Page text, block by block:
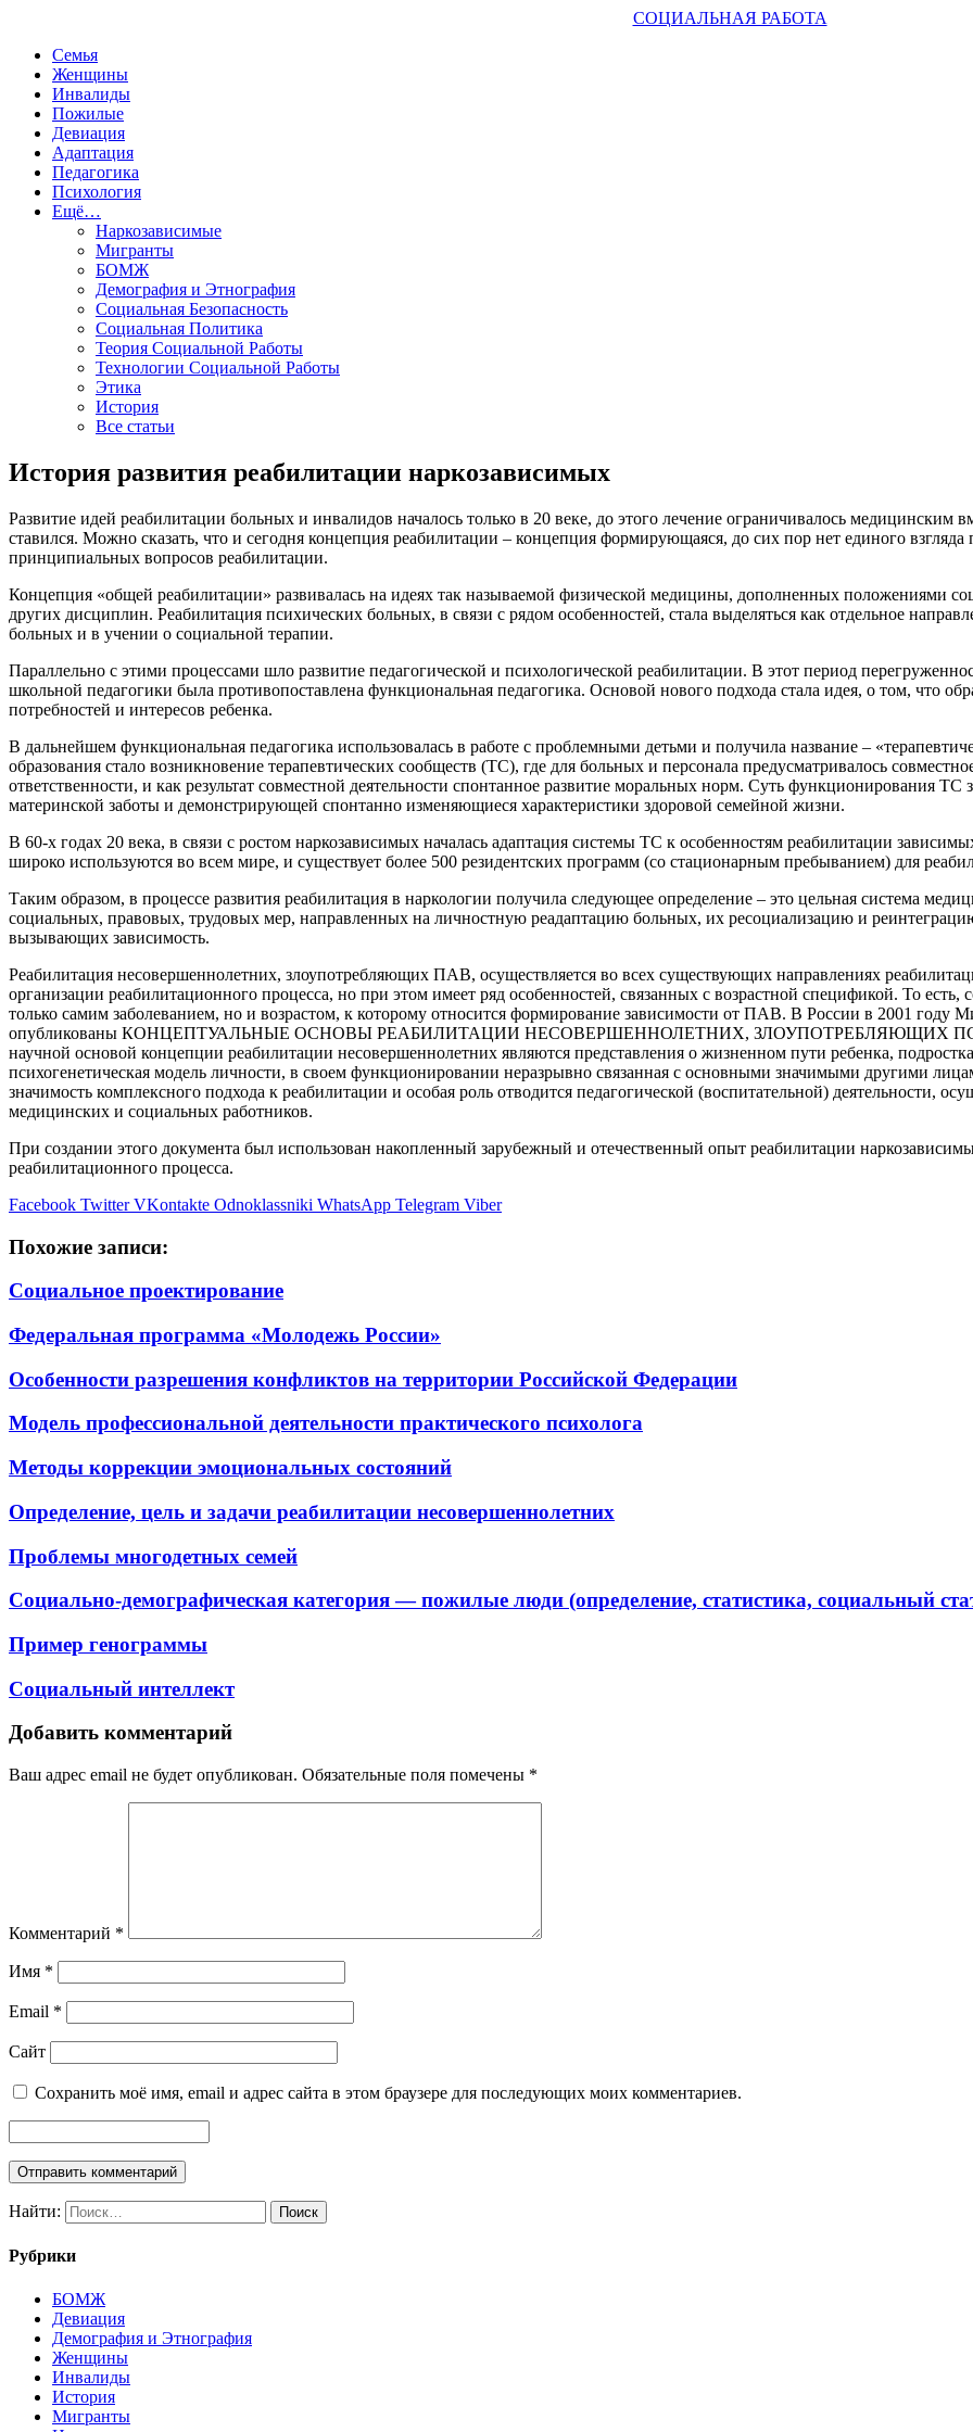
СОЦИАЛЬНАЯ РАБОТА
Семья
Женщины
Инвалиды
Пожилые
Девиация
Адаптация
Педагогика
Психология
Ещё…
Наркозависимые
Мигранты
БОМЖ
Демография и Этнография
Социальная Безопасность
Социальная Политика
Теория Социальной Работы
Технологии Социальной Работы
Этика
История
Все статьи
История развития реабилитации наркозависимых
Развитие идей реабилитации больных и инвалидов началось только в 20 веке, до этого лечение ограничивалось медицинским
ставился. Можно сказать, что и сегодня концепция реабилитации – концепция формирующаяся, до сих пор нет единого
принципиальных вопросов реабилитации.
Концепция «общей реабилитации» развивалась на идеях так называемой физической медицины, дополненных положениями
других дисциплин. Реабилитация психических больных, в связи с рядом особенностей, стала выделяться как отдельное
больных и в учении о социальной терапии.
Параллельно с этими процессами шло развитие педагогической и психологической реабилитации. В этот период
школьной педагогики была противопоставлена функциональная педагогика. Основой нового подхода стала идея, о том, что
потребностей и интересов ребенка.
В дальнейшем функциональная педагогика использовалась в работе с проблемными детьми и получила название –
образования стало возникновение терапевтических сообществ (ТС), где для больных и персонала предусматривалось
ответственности, и как результат совместной деятельности спонтанное развитие моральных норм. Суть функционирования
материнской заботы и демонстрирующей спонтанно изменяющиеся характеристики здоровой семейной жизни.
В 60-х годах 20 века, в связи с ростом наркозависимых началась адаптация системы ТС к особенностям реабилитации
широко используются во всем мире, и существует более 500 резидентских программ (со стационарным пребыванием) для
Таким образом, в процессе развития реабилитация в наркологии получила следующее определение – это цельная система
социальных, правовых, трудовых мер, направленных на личностную реадаптацию больных, их ресоциализацию и
вызывающих зависимость.
Реабилитация несовершеннолетних, злоупотребляющих ПАВ, осуществляется во всех существующих направлениях
организации реабилитационного процесса, но при этом имеет ряд особенностей, связанных с возрастной спецификой. То
только самим заболеванием, но и возрастом, к которому относится формирование зависимости от ПАВ. В России в 2001 году
опубликованы КОНЦЕПТУАЛЬНЫЕ ОСНОВЫ РЕАБИЛИТАЦИИ НЕСОВЕРШЕННОЛЕТНИХ, ЗЛОУПОТРЕБЛЯЮЩИХ
научной основой концепции реабилитации несовершеннолетних являются представления о жизненном пути ребенка,
психогенетическая модель личности, в своем функционировании неразрывно связанная с основными значимыми другими
значимость комплексного подхода к реабилитации и особая роль отводится педагогической (воспитательной) деятельности,
медицинских и социальных работников.
При создании этого документа был использован накопленный зарубежный и отечественный опыт реабилитации
реабилитационного процесса.
Facebook Twitter VKontakte Odnoklassniki WhatsApp Telegram Viber
Похожие записи:
Социальное проектирование
Федеральная программа «Молодежь России»
Особенности разрешения конфликтов на территории Российской Федерации
Модель профессиональной деятельности практического психолога
Методы коррекции эмоциональных состояний
Определение, цель и задачи реабилитации несовершеннолетних
Проблемы многодетных семей
Социально-демографическая категория — пожилые люди (определение, статистика, социальный
Пример генограммы
Cоциальный интеллект
Добавить комментарий
Ваш адрес email не будет опубликован. Обязательные поля помечены *
Комментарий *
Имя *
Email *
Сайт
Сохранить моё имя, email и адрес сайта в этом браузере для последующих моих комментариев.
Найти:
Рубрики
БОМЖ
Девиация
Демография и Этнография
Женщины
Инвалиды
История
Мигранты